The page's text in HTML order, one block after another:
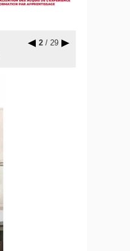
2/ 29